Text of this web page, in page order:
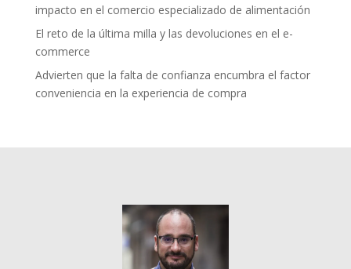
impacto en el comercio especializado de alimentación
El reto de la última milla y las devoluciones en el e-
commerce
Advierten que la falta de confianza encumbra el factor
conveniencia en la experiencia de compra